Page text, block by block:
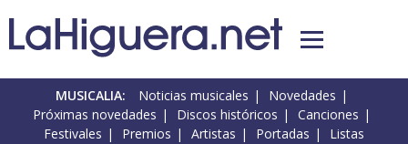
MUSICALIA: Noticias musicales
Novedades
Próximas novedades
Discos históricos
Canciones
Festivales
Premios Artistas Portadas Listas